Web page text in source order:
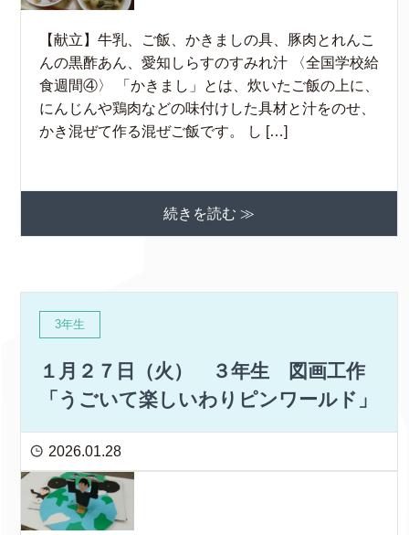
【献立】牛乳、ご飯、かきましの具、豚肉とれんこ
んの黒酢あん、愛知しらすのすみれ汁 〈全国学校給
食週間④〉 「かきまし」とは、炊いたご飯の上に、
にんじんや鶏肉などの味付けした具材と汁をのせ、
かき混ぜて作る混ぜご飯です。 し […]
続きを読む ≫
3年生
１月２７日（火） ３年生 図画工作
「うごいて楽しいわりピンワールド」
2026.01.28